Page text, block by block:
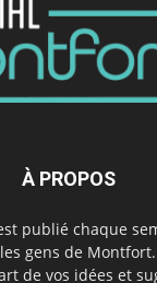
À PROPOS
publié chaque
gens de
de vos idées et